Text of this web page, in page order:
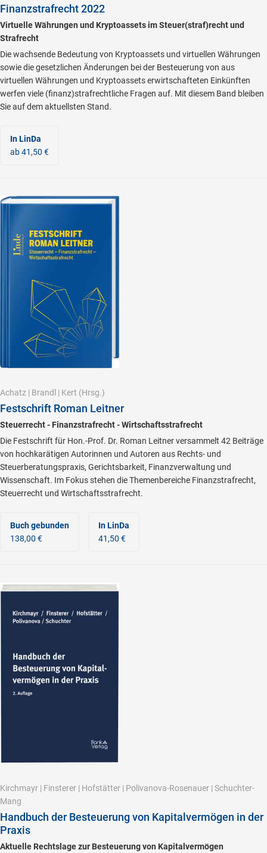
Finanzstrafrecht 2022
Virtuelle Währungen und Kryptoassets im Steuer(straf)recht und
Strafrecht
Die wachsende Bedeutung von Kryptoassets und virtuellen Währungen
sowie die gesetzlichen Änderungen bei der Besteuerung von aus
virtuellen Währungen und Kryptoassets erwirtschafteten Einkünften
werfen viele (finanz)strafrechtliche Fragen auf. Mit diesem Band bleiben
Sie auf dem aktuellsten Stand.
In LinDa
ab 41,50 €
Achatz | Brandl | Kert (Hrsg.)
Festschrift Roman Leitner
Steuerrecht - Finanzstrafrecht - Wirtschaftsstrafrecht
Die Festschrift für Hon.-Prof. Dr. Roman Leitner versammelt 42 Beiträge
von hochkarätigen Autorinnen und Autoren aus Rechts- und
Steuerberatungspraxis, Gerichtsbarkeit, Finanzverwaltung und
Wissenschaft. Im Fokus stehen die Themenbereiche Finanzstrafrecht,
Steuerrecht und Wirtschaftsstrafrecht.
Buch gebunden
138,00 €
In LinDa
41,50 €
Kirchmayr | Finsterer | Hofstätter | Polivanova-Rosenauer | Schuchter-
Mang
Handbuch der Besteuerung von Kapitalvermögen in der
Praxis
Aktuelle Rechtslage zur Besteuerung von Kapitalvermögen